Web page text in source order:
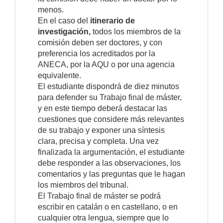
menos.
En el caso del itinerario de
investigación, todos los miembros de la
comisión deben ser doctores, y con
preferencia los acreditados por la
ANECA, por la AQU o por una agencia
equivalente.
El estudiante dispondrá de diez minutos
para defender su Trabajo final de máster,
y en este tiempo deberá destacar las
cuestiones que considere más relevantes
de su trabajo y exponer una síntesis
clara, precisa y completa. Una vez
finalizada la argumentación, el estudiante
debe responder a las observaciones, los
comentarios y las preguntas que le hagan
los miembros del tribunal.
El Trabajo final de máster se podrá
escribir en catalán o en castellano, o en
cualquier otra lengua, siempre que lo